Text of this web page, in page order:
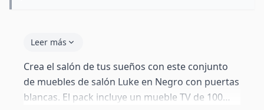
Leer más
Crea el salón de tus sueños con este conjunto
de muebles de salón Luke en Negro con puertas
blancas. El pack incluye un mueble TV de 100